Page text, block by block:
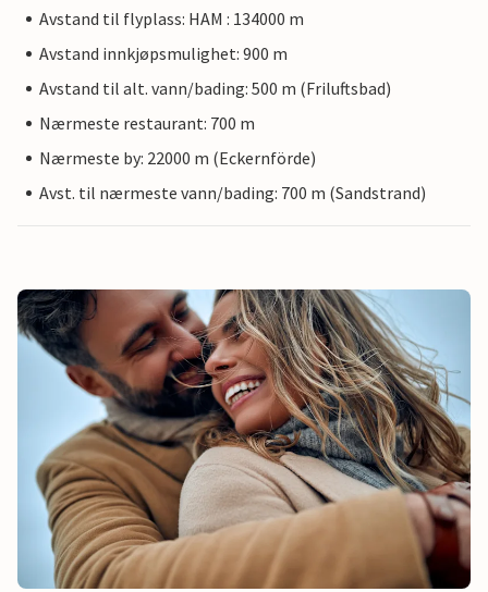
Avstand til flyplass: HAM : 134000 m
Avstand innkjøpsmulighet: 900 m
Avstand til alt. vann/bading: 500 m (Friluftsbad)
Nærmeste restaurant: 700 m
Nærmeste by: 22000 m (Eckernförde)
Avst. til nærmeste vann/bading: 700 m (Sandstrand)